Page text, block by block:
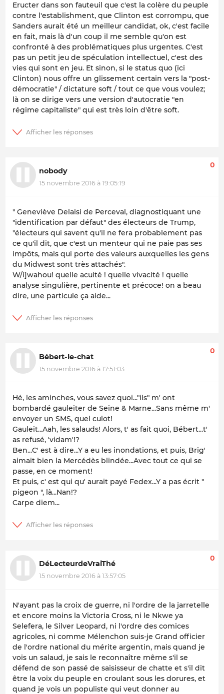
Eructer dans son fauteuil que c'est la colère du peuple
contre l'establishment, que Clinton est corrompu, que
Sanders aurait été un meilleur candidat, ok, c'est facile
en fait, mais là d'un coup il me semble qu'on est
confronté à des problématiques plus urgentes. C'est
pas un petit jeu de spéculation intellectuel, c'est des
vies qui sont en jeu. Et sinon, si le status quo (ici
Clinton) nous offre un glissement certain vers la "post-
démocratie" / dictature soft / tout ce que vous voulez;
là on se dirige vers une version d'autocratie "en
régime capitaliste" qui est très loin d'être soft.
nobody
15 novembre 2016 à 19:05:19
0
" Geneviève Delaisi de Perceval, diagnostiquant une
"identification par défaut" des électeurs de Trump,
"électeurs qui savent qu'il ne fera probablement pas
ce qu'il dit, que c'est un menteur qui ne paie pas ses
impôts, mais qui porte des valeurs auxquelles les gens
du Midwest sont très attachés".
W/i]wahou! quelle acuité ! quelle vivacité ! quelle
analyse singulière, pertinente et précoce! on a beau
dire, une particule ça aide...
Bébert-le-chat
15 novembre 2016 à 17:51:03
0
Hé, les aminches, vous savez quoi..."ils" m' ont
bombardé gauleiter de Seine & Marne...Sans même m'
envoyer un SMS, quel culot!
Gauleit...Aah, les salauds! Alors, t' as fait quoi, Bébert...t'
as refusé, 'vidam'!?
Ben...C' est à dire...Y a eu les inondations, et puis, Brig'
aimait bien la Mercédès blindée...Avec tout ce qui se
passe, en ce moment!
Et puis, c' est qui qu' aurait payé Fedex...Y a pas écrit "
pigeon ", là...Nan!?
Carpe diem...
DéLecteurdeVraiThé
15 novembre 2016 à 13:57:05
0
N'ayant pas la croix de guerre, ni l'ordre de la jarretelle
et encore moins la Victoria Cross, ni le Nkwe ya
Selefera, le Silver Leopard, ni l'ordre des comices
agricoles, ni comme Mélenchon suis-je Grand officier
de l'ordre national du mérite argentin, mais quand je
vois un salaud, je sais le reconnaître même s'il se
défend de son passé de saisisseur de chatte et s'il dit
être la voix du peuple en croulant sous les dorures, et
quand je vois un populiste qui veut donner au